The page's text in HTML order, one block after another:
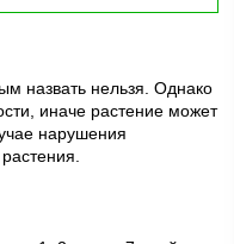
назвать нельзя. Однако
иначе растение может
нарушения